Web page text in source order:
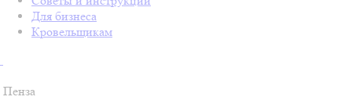
Для бизнеса
Кровельщикам
Пенза